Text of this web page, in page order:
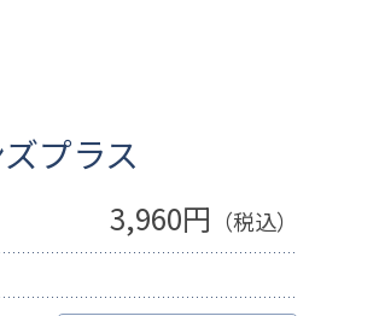
プラス
3,960円 （税込）